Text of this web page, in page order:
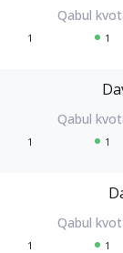
1 1
1 1
1 1